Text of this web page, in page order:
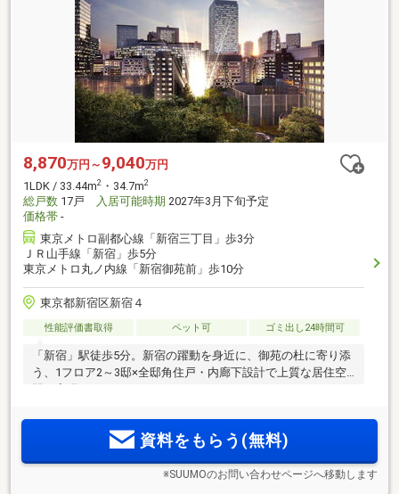
8,870万円～ 9,040万円
1LDK / 33.44m2 ・34.7m2
総戸数 17戸 入居可能時期 2027年3月下旬予定
価格帯 -
東京メトロ副都心線「新宿三丁目」歩3分
ＪＲ山手線「新宿」歩5分
東京メトロ丸ノ内線「新宿御苑前」歩10分
東京都新宿区新宿４
性能評価書取得 ペット可 ゴミ出し24時間可
「新宿」駅徒歩5分。新宿の躍動を身近に、御苑の杜に寄り添
う、1フロア2～3邸×全邸角住戸・内廊下設計で上質な居住空
資料をもらう(無料)
※SUUMOのお問い合わせページへ移動します